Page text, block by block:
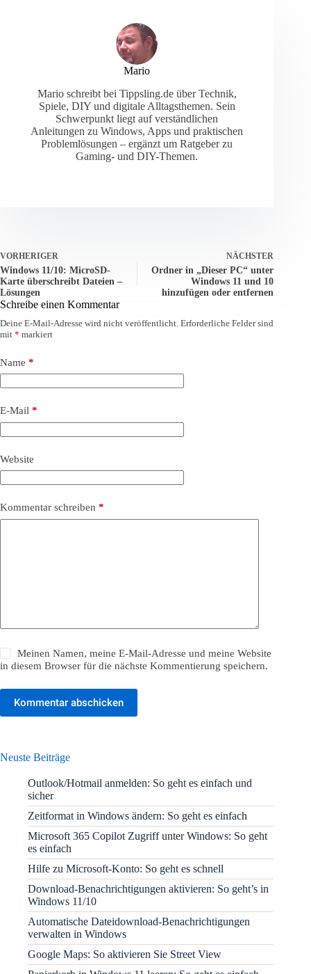
Mario
Mario schreibt bei Tippsling.de über Technik,
Spiele, DIY und digitale Alltagsthemen. Sein
Schwerpunkt liegt auf verständlichen
Anleitungen zu Windows, Apps und praktischen
Problemlösungen – ergänzt um Ratgeber zu
Gaming- und DIY-Themen.
VORHERIGER
Windows 11/10: MicroSD-
Karte überschreibt Dateien –
Lösungen
NÄCHSTER
Ordner in „Dieser PC“ unter
Windows 11 und 10
hinzufügen oder entfernen
Schreibe einen Kommentar
Deine E-Mail-Adresse wird nicht veröffentlicht. Erforderliche Felder sind
mit * markiert
Name *
E-Mail *
Website
Kommentar schreiben *
Meinen Namen, meine E-Mail-Adresse und meine Website
in diesem Browser für die nächste Kommentierung speichern.
Kommentar abschicken
Neuste Beiträge
Outlook/Hotmail anmelden: So geht es einfach und
sicher
Zeitformat in Windows ändern: So geht es einfach
Microsoft 365 Copilot Zugriff unter Windows: So geht
es einfach
Hilfe zu Microsoft-Konto: So geht es schnell
Download-Benachrichtigungen aktivieren: So geht’s in
Windows 11/10
Automatische Dateidownload-Benachrichtigungen
verwalten in Windows
Google Maps: So aktivieren Sie Street View